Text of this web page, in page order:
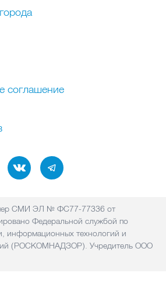
соглашение
СМИ ЭЛ № ФС77-77336 от
Федеральной службой по
информационных технологий и
(РОСКОМНАДЗОР). Учредитель ООО